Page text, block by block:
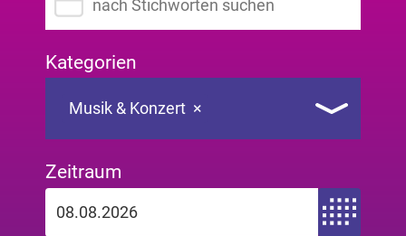
Kategorien
×
Musik & Konzert
Zeitraum
Zeitraum von